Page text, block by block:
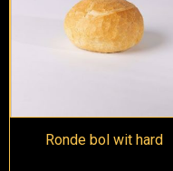
Ronde bol wit hard